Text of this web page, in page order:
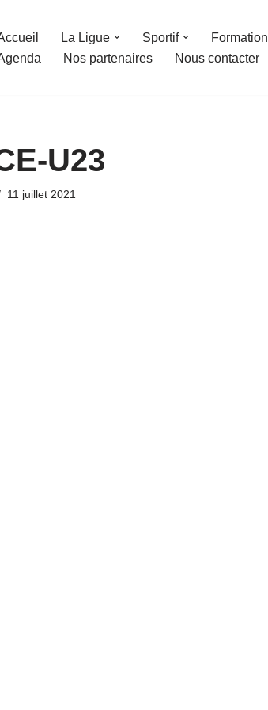
La Ligue Sportif Formation
Nos partenaires Nous contacter
U23
11 juillet 2021